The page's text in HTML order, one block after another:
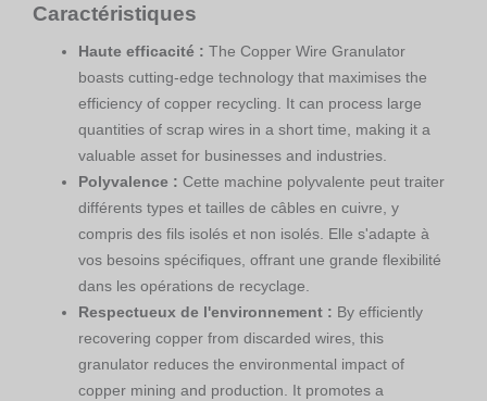
Caractéristiques
Haute efficacité : The Copper Wire Granulator
boasts cutting-edge technology that maximises the
efficiency of copper recycling. It can process large
quantities of scrap wires in a short time, making it a
valuable asset for businesses and industries.
Polyvalence : Cette machine polyvalente peut traiter
différents types et tailles de câbles en cuivre, y
compris des fils isolés et non isolés. Elle s'adapte à
vos besoins spécifiques, offrant une grande flexibilité
dans les opérations de recyclage.
Respectueux de l'environnement : By efficiently
recovering copper from discarded wires, this
granulator reduces the environmental impact of
copper mining and production. It promotes a